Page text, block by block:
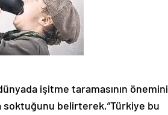
işitme taramasının önemini
soktuğunu belirterek,”Türkiye bu